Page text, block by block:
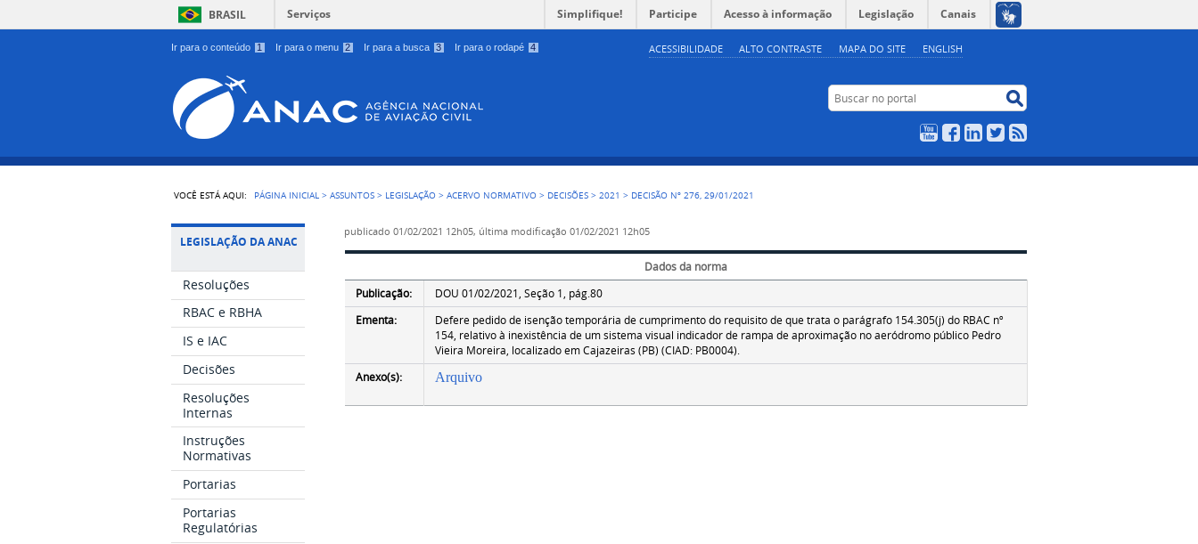
Ir para o conteúdo 1 Ir para o menu 2 Ir para a busca 3 Ir para o rodapé 4 ACESSIBILIDADE ALTO CONTRASTE MAPA DO SITE ENGLISH
BRASIL Serviços Simplifique! Participe Acesso à informação Legislação Canais
Buscar no portal
YouTubeFacebookLinkedIn
Twitter
VOCÊ ESTÁ AQUI: PÁGINA INICIAL >ASSUNTOS > LEGISLAÇÃO >ACERVO NORMATIVO > DECISÕES >2021 > DECISÃO Nº 276, 29/01/2021
LEGISLAÇÃO DA ANAC
Resoluções
RBAC e RBHA
IS e IAC
Decisões
Resoluções
Internas
Instruções
Normativas
Portarias
Portarias
Regulatórias
publicado 01/02/2021 12h05, última modificação 01/02/2021 12h05
Dados da norma
Publicação:
DOU 01/02/2021, Seção 1, pág.80
Ementa:
Defere pedido de isenção temporária de cumprimento do requisito de que trata o parágrafo 154.305(j) do RBAC nº
154, relativo à inexistência de um sistema visual indicador de rampa de aproximação no aeródromo público Pedro
Vieira Moreira, localizado em Cajazeiras (PB) (CIAD: PB0004).
Anexo(s):
Arquivo